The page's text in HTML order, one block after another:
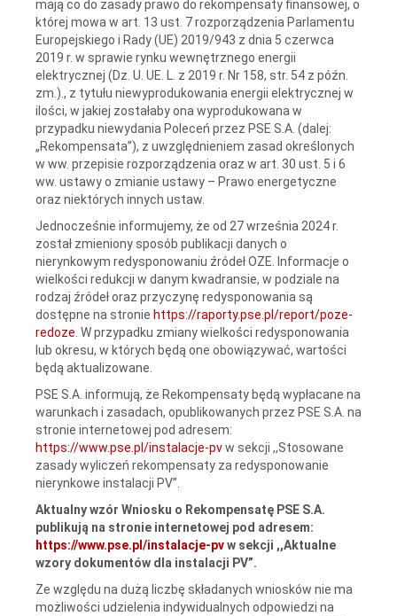
mają co do zasady prawo do rekompensaty finansowej, o
której mowa w art. 13 ust. 7 rozporządzenia Parlamentu
Europejskiego i Rady (UE) 2019/943 z dnia 5 czerwca
2019 r. w sprawie rynku wewnętrznego energii
elektrycznej (Dz. U. UE. L. z 2019 r. Nr 158, str. 54 z późn.
zm.)., z tytułu niewyprodukowania energii elektrycznej w
ilości, w jakiej zostałaby ona wyprodukowana w
przypadku niewydania Poleceń przez PSE S.A. (dalej:
„Rekompensata”), z uwzględnieniem zasad określonych
w ww. przepisie rozporządzenia oraz w art. 30 ust. 5 i 6
ww. ustawy o zmianie ustawy – Prawo energetyczne
oraz niektórych innych ustaw.
Jednocześnie informujemy, że od 27 września 2024 r.
został zmieniony sposób publikacji danych o
nierynkowym redysponowaniu źródeł OZE. Informacje o
wielkości redukcji w danym kwadransie, w podziale na
rodzaj źródeł oraz przyczynę redysponowania są
dostępne na stronie https://raporty.pse.pl/report/poze-
redoze . W przypadku zmiany wielkości redysponowania
lub okresu, w których będą one obowiązywać, wartości
będą aktualizowane.
PSE S.A. informują, że Rekompensaty będą wypłacane na
warunkach i zasadach, opublikowanych przez PSE S.A. na
stronie internetowej pod adresem:
https://www.pse.pl/instalacje-pvw sekcji ,,Stosowane
zasady wyliczeń rekompensaty za redysponowanie
nierynkowe instalacji PV”.
Aktualny wzór Wniosku o Rekompensatę PSE S.A.
publikują na stronie internetowej pod adresem:
https://www.pse.pl/instalacje-pvw sekcji ,,Aktualne
wzory dokumentów dla instalacji PV”.
Ze względu na dużą liczbę składanych wniosków nie ma
możliwości udzielenia indywidualnych odpowiedzi na